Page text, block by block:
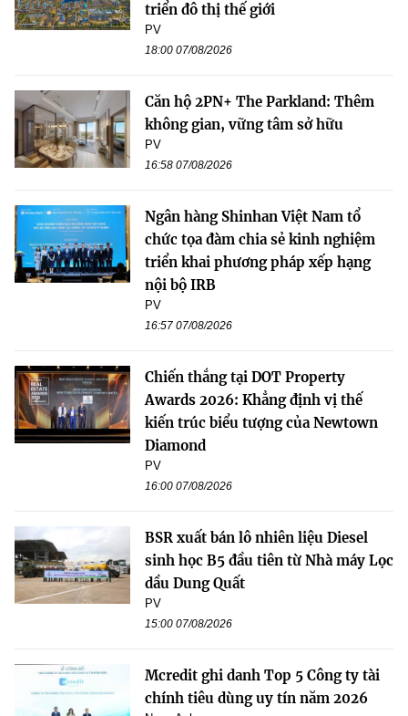
triển đô thị thế giới
PV
18:00 07/08/2026
Căn hộ 2PN+ The Parkland: Thêm
không gian, vững tâm sở hữu
PV
16:58 07/08/2026
Ngân hàng Shinhan Việt Nam tổ
chức tọa đàm chia sẻ kinh nghiệm
triển khai phương pháp xếp hạng
nội bộ IRB
PV
16:57 07/08/2026
Chiến thắng tại DOT Property
Awards 2026: Khẳng định vị thế
kiến trúc biểu tượng của Newtown
Diamond
PV
16:00 07/08/2026
BSR xuất bán lô nhiên liệu Diesel
sinh học B5 đầu tiên từ Nhà máy Lọc
dầu Dung Quất
PV
15:00 07/08/2026
Mcredit ghi danh Top 5 Công ty tài
chính tiêu dùng uy tín năm 2026